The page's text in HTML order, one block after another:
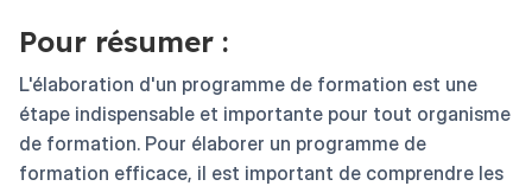
Pour résumer :
L'élaboration d'un programme de formation est une
étape indispensable et importante pour tout organisme
de formation. Pour élaborer un programme de
formation efficace, il est important de comprendre les